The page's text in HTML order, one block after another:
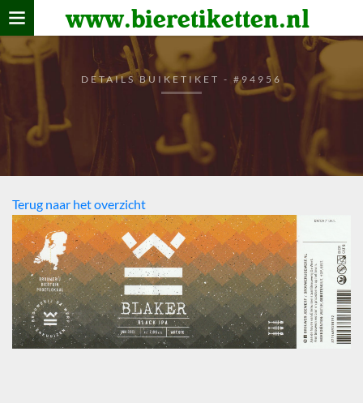
www.bieretiketten.nl
Home
verzamelen
De bierkaart
Bezoekers
DETAILS BUIKETIKET - #94956
Terug naar het overzicht